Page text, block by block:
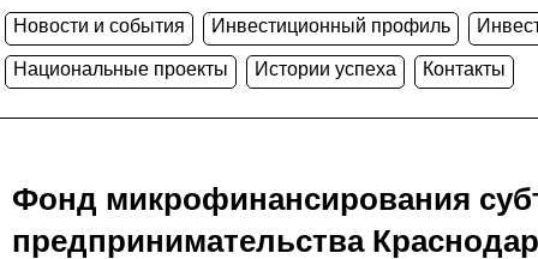
Новости и события Инвестиционный профиль
Национальные проекты Истории успеха Контакты
Фонд микрофинансирования
предпринимательства